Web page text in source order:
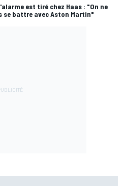
est tiré chez Haas : "On ne
se battre avec Aston Martin"